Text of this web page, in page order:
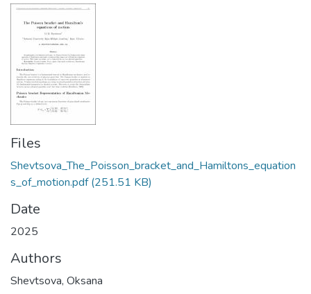
Files
Shevtsova_The_Poisson_bracket_and_Hamiltons_equation
s_of_motion.pdf(251.51 KB)
Date
2025
Authors
Shevtsova, Oksana